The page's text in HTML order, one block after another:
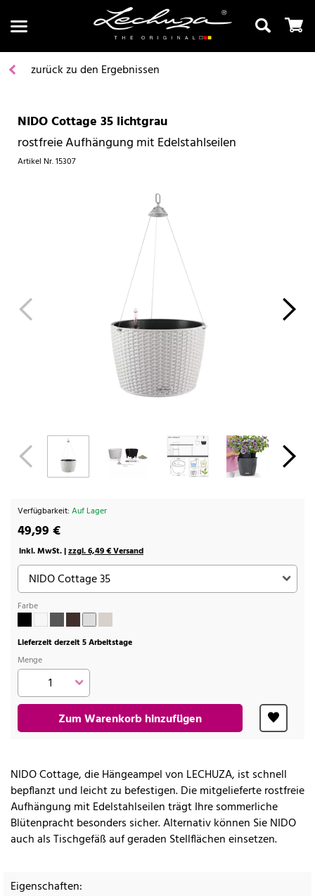
Suchen
zurück zu den Ergebnissen
NIDO Cottage 35 lichtgrau
rostfreie Aufhängung mit Edelstahlseilen
Artikel Nr.15307
Verfügbarkeit: Auf Lager
49,99 €
inkl. MwSt. |zzgl. 6,49 € Versand
Farbe
Lieferzeit derzeit 5 Arbeitstage
Menge
Zum Warenkorb hinzufügen
NIDO Cottage, die Hängeampel von LECHUZA, ist schnell
bepflanzt und leicht zu befestigen. Die mitgelieferte rostfreie
Aufhängung mit Edelstahlseilen trägt Ihre sommerliche
Blütenpracht besonders sicher. Alternativ können Sie NIDO
auch als Tischgefäß auf geraden Stellflächen einsetzen.
Eigenschaften: